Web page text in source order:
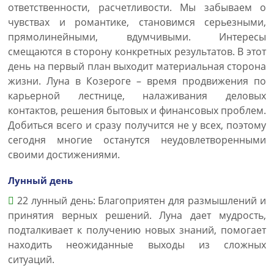
ответственности, расчетливости. Мы забываем о
чувствах и романтике, становимся серьезными,
прямолинейными, вдумчивыми. Интересы
смещаются в сторону конкретных результатов. В этот
день на первый план выходит материальная сторона
жизни. Луна в Козероге – время продвижения по
карьерной лестнице, налаживания деловых
контактов, решения бытовых и финансовых проблем.
Добиться всего и сразу получится не у всех, поэтому
сегодня многие останутся неудовлетворенными
своими достижениями.
Лунный день
22 лунный день: Благоприятен для размышлений и
принятия верных решений. Луна дает мудрость,
подталкивает к получению новых знаний, помогает
находить неожиданные выходы из сложных
ситуаций.